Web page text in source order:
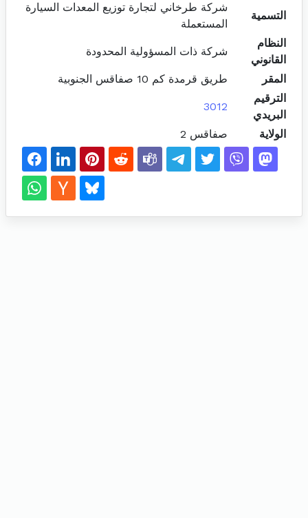
التسمية
شركة طرخاني لتجارة توزيع المعدات السيارة
المستعملة
النظام
القانوني
شركة ذات المسؤولية المحدودة
المقر
طريق قرمدة كم 10 صفاقس الجنوبية
الترقيم
البريدي
3012
الولاية صفاقس 2